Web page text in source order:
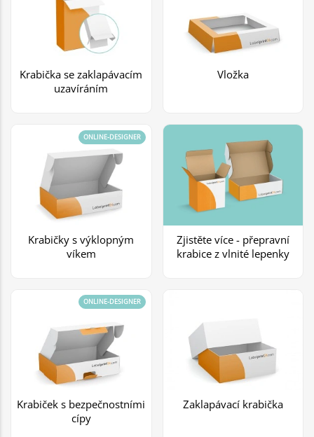
Krabička se zaklapávacím
uzavíráním
Vložka
Krabičky s výklopným
víkem
ONLINE-DESIGNER
Zjistěte více - přepravní
krabice z vlnité lepenky
Krabiček s bezpečnostními
cípy
ONLINE-DESIGNER
Zaklapávací krabička